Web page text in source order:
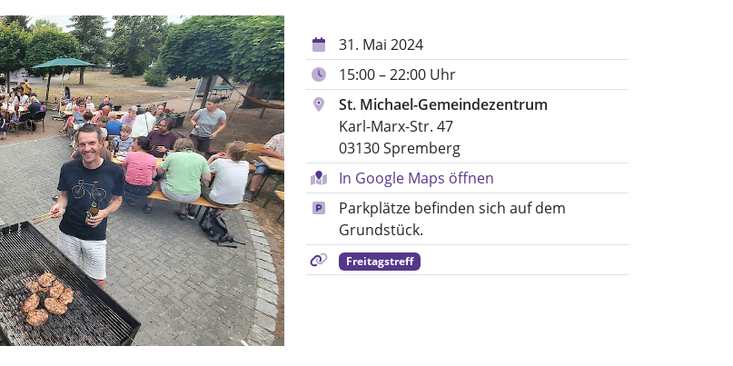
31. Mai 2024
15:00 – 22:00 Uhr
St. Michael-Gemeindezentrum
Karl-Marx-Str. 47
03130 Spremberg
In Google Maps öffnen
Parkplätze befinden sich auf dem
Grundstück.
Freitagstreff